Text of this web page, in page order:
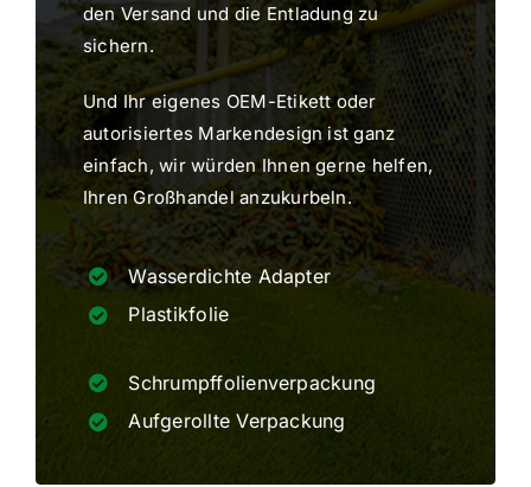
den Versand und die Entladung zu
sichern.
Und Ihr eigenes OEM-Etikett oder
autorisiertes Markendesign ist ganz
einfach, wir würden Ihnen gerne helfen,
Ihren Großhandel anzukurbeln.
Wasserdichte Adapter
Plastikfolie
Schrumpffolienverpackung
Aufgerollte Verpackung